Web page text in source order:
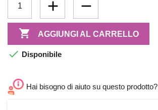
 AGGIUNGI AL CARRELLO
 Disponibile
Hai bisogno di aiuto su questo prodotto?